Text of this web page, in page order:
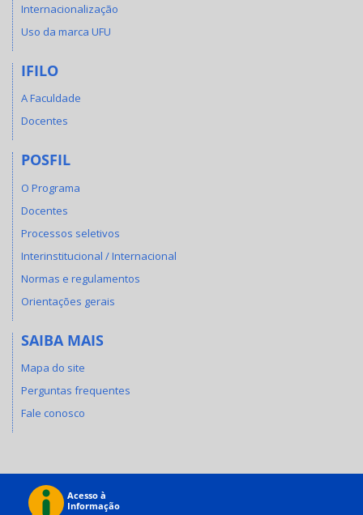
Internacionalização
Uso da marca UFU
IFILO
A Faculdade
Docentes
POSFIL
O Programa
Docentes
Processos seletivos
Interinstitucional / Internacional
Normas e regulamentos
Orientações gerais
SAIBA MAIS
Mapa do site
Perguntas frequentes
Fale conosco